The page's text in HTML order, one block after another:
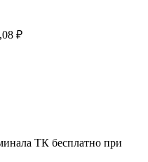
₽
ТК бесплатно при